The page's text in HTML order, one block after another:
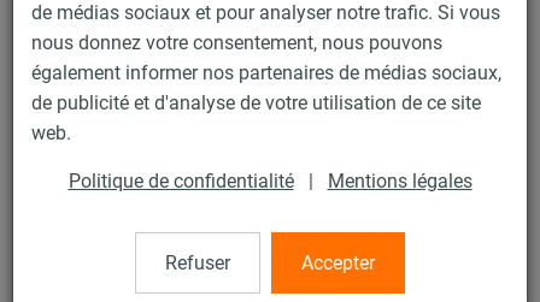
de médias sociaux et pour analyser notre trafic. Si vous
nous donnez votre consentement, nous pouvons
également informer nos partenaires de médias sociaux,
de publicité et d'analyse de votre utilisation de ce site
web.
Politique de confidentialité | Mentions légales
Refuser Accepter
Produits Technique de fixation
Accessoires de montage
Equerre d'écartement
Equerre d'écartement
Equerre d'écartement, 35 mm, zinguée